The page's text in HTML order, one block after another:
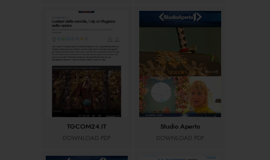
TGCOM24.IT
DOWNLOAD PDF
Studio Aperto
DOWNLOAD PDF